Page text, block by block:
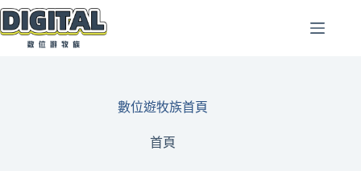
跳
至
數位遊牧族首頁
首頁